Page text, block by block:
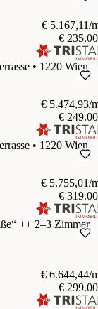
€ 5.167,11/
€
• 1220 Wien
€ 5.474,93/
€
• 1220 Wien
€ 5.755,01/
€
++ 2–3 Zimmer
€ 6.644,44/
€